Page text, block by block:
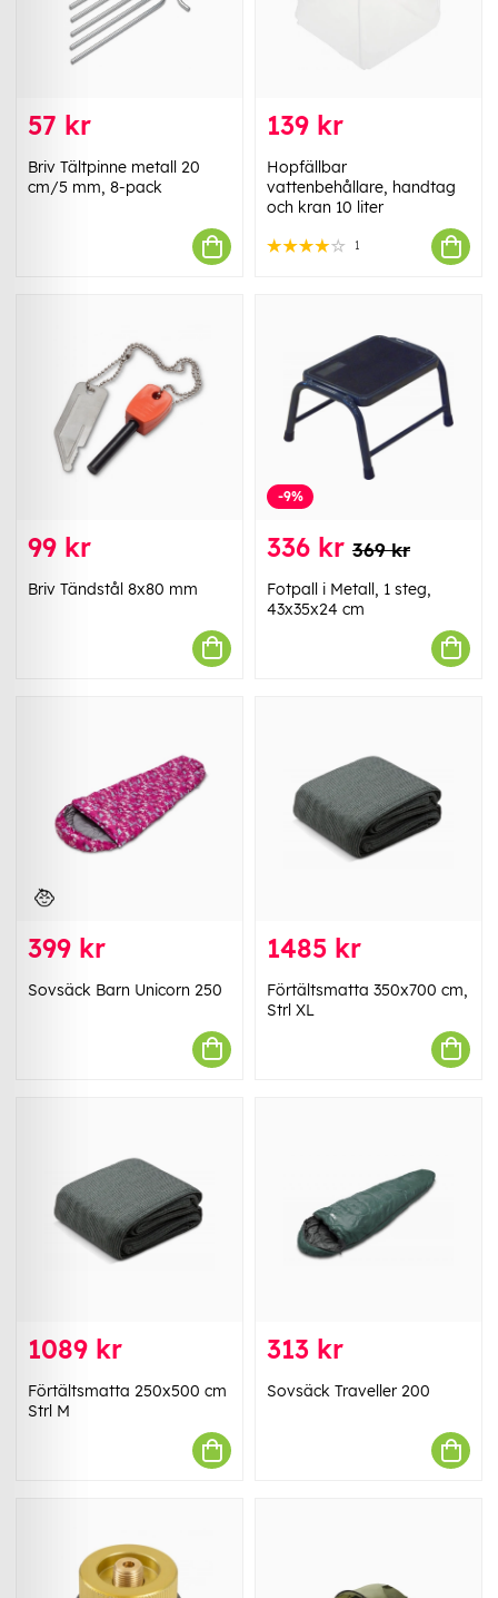
57 kr
Briv Tältpinne metall 20
cm/5 mm, 8-pack
139 kr
Hopfällbar
vattenbehållare, handtag
och kran 10 liter
1
99 kr
Briv Tändstål 8x80 mm
-9%
336 kr 369 kr
Fotpall i Metall, 1 steg,
43x35x24 cm
399 kr
Sovsäck Barn Unicorn 250
1485 kr
Förtältsmatta 350x700 cm,
Strl XL
1089 kr
Förtältsmatta 250x500 cm
Strl M
313 kr
Sovsäck Traveller 200